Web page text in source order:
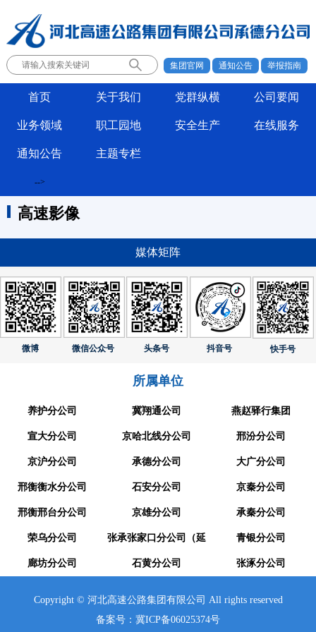
集团官网 通知公告 举报指南
首页 关于我们 党群纵横 公司要闻
业务领域 职工园地 安全生产 在线服务
通知公告
-->
主题专栏
高速影像
媒体矩阵
微博 微信公众号 头条号 抖音号 快手号
所属单位
养护分公司 冀翔通公司 燕赵驿行集团
宣大分公司 京哈北线分公司 邢汾分公司
京沪分公司 承德分公司 大广分公司
邢衡衡水分公司 石安分公司 京秦分公司
邢衡邢台分公司 京雄分公司 承秦分公司
荣乌分公司 张承张家口分公司（延
崇分公司）
青银分公司
廊坊分公司 石黄分公司 张涿分公司
Copyright © 河北高速公路集团有限公司 All rights reserved
备案号：冀ICP备06025374号